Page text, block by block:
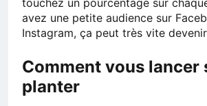
avez une petite audience sur
Instagram, ça peut très vite
Comment vous lancer
planter